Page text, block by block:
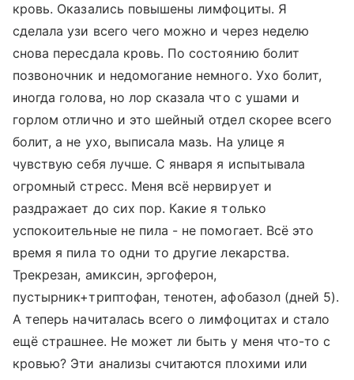
кровь. Оказались повышены лимфоциты. Я
сделала узи всего чего можно и через неделю
снова пересдала кровь. По состоянию болит
позвоночник и недомогание немного. Ухо болит,
иногда голова, но лор сказала что с ушами и
горлом отлично и это шейный отдел скорее всего
болит, а не ухо, выписала мазь. На улице я
чувствую себя лучше. С января я испытывала
огромный стресс. Меня всё нервирует и
раздражает до сих пор. Какие я только
успокоительные не пила - не помогает. Всё это
время я пила то одни то другие лекарства.
Трекрезан, амиксин, эргоферон,
пустырник+триптофан, тенотен, афобазол (дней 5).
А теперь начиталась всего о лимфоцитах и стало
ещё страшнее. Не может ли быть у меня что-то с
кровью? Эти анализы считаются плохими или